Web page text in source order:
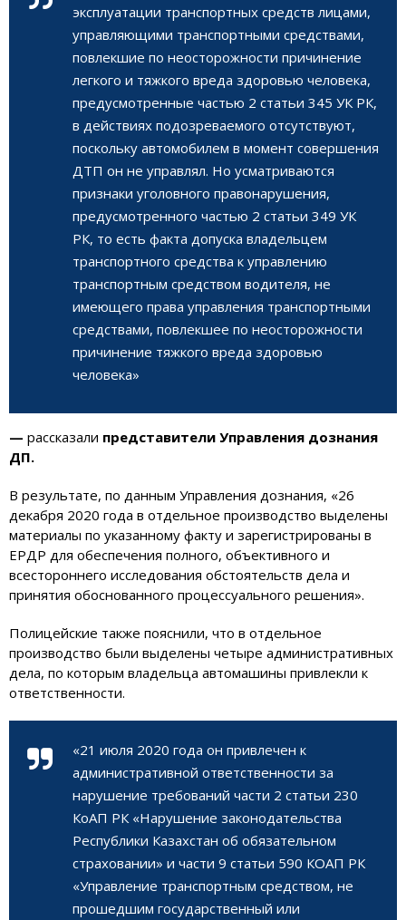
эксплуатации транспортных средств лицами,
управляющими транспортными средствами,
повлекшие по неосторожности причинение
легкого и тяжкого вреда здоровью человека,
предусмотренные частью 2 статьи 345 УК РК,
в действиях подозреваемого отсутствуют,
поскольку автомобилем в момент совершения
ДТП он не управлял. Но усматриваются
признаки уголовного правонарушения,
предусмотренного частью 2 статьи 349 УК
РК, то есть факта допуска владельцем
транспортного средства к управлению
транспортным средством водителя, не
имеющего права управления транспортными
средствами, повлекшее по неосторожности
причинение тяжкого вреда здоровью
человека»
— рассказали представители Управления дознания
ДП.
В результате, по данным Управления дознания, «26
декабря 2020 года в отдельное производство выделены
материалы по указанному факту и зарегистрированы в
ЕРДР для обеспечения полного, объективного и
всестороннего исследования обстоятельств дела и
принятия обоснованного процессуального решения».
Полицейские также пояснили, что в отдельное
производство были выделены четыре административных
дела, по которым владельца автомашины привлекли к
ответственности.
«21 июля 2020 года он привлечен к
административной ответственности за
нарушение требований части 2 статьи 230
КоАП РК «Нарушение законодательства
Республики Казахстан об обязательном
страховании» и части 9 статьи 590 КОАП РК
«Управление транспортным средством, не
прошедшим государственный или